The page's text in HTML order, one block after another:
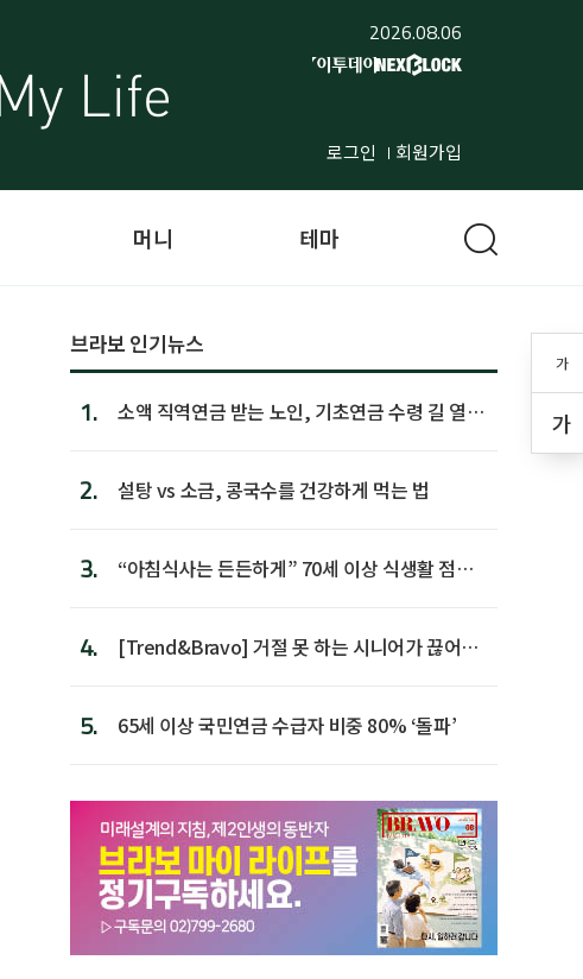
2026.08.06
로그인 회원가입
가
가
머니 테마
브라보 인기뉴스
1.
소액 직역연금 받는 노인, 기초연금 수령 길 열린
2. 설탕 vs 소금, 콩국수를 건강하게 먹는 법
3.
“아침식사는 든든하게” 70세 이상 식생활 점수
4.
[Trend&Bravo] 거절 못 하는 시니어가 끊어야
5. 65세 이상 국민연금 수급자 비중 80% ‘돌파’